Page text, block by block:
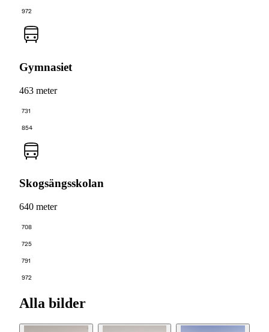
972
Gymnasiet
463 meter
731
854
Skogsängsskolan
640 meter
708
725
791
972
Alla bilder